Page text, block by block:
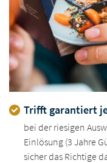
Trifft garantiert
bei der riesigen
Einlösung (3 Jahre
sicher das Richtige